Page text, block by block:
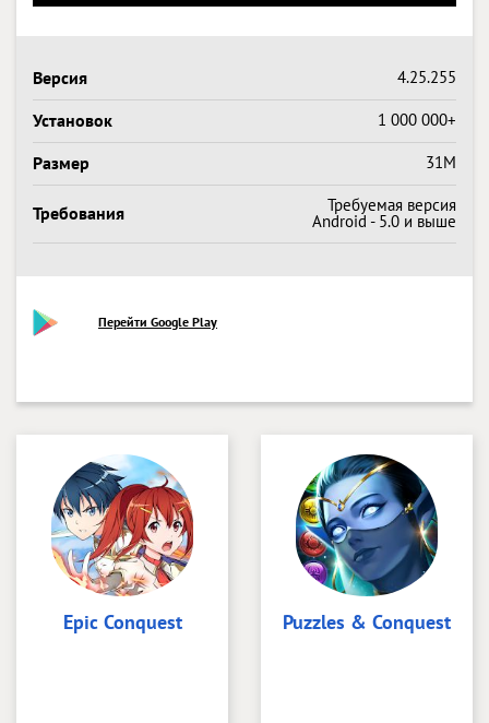
Версия 4.25.255
Установок 1 000 000+
Размер 31M
Требования Требуемая версия
Android - 5.0 и выше
Перейти Google Play
Epic Conquest Puzzles & Conquest